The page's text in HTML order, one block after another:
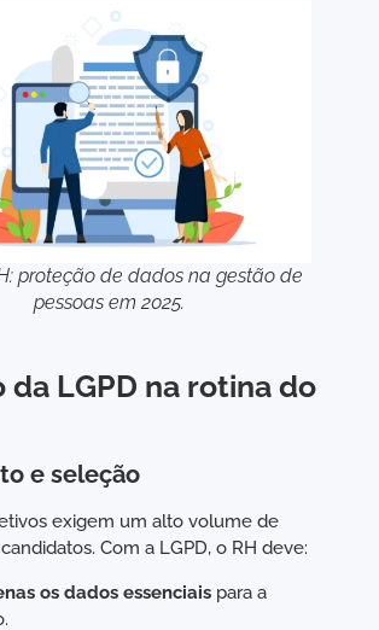
proteção de dados na gestão de
pessoas em 2025.
da LGPD na rotina do
e seleção
exigem um alto volume de
Com a LGPD, o RH deve:
os dados essenciais para a